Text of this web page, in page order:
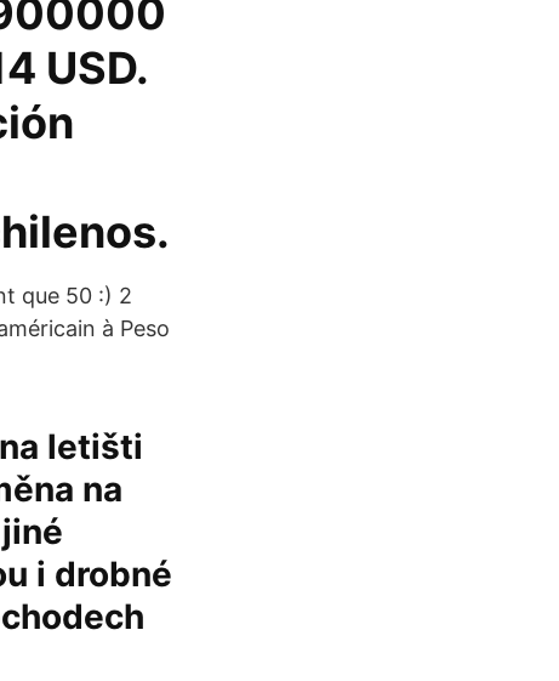
USD.
que 50 :) 2
à Peso
letišti
na
i drobné